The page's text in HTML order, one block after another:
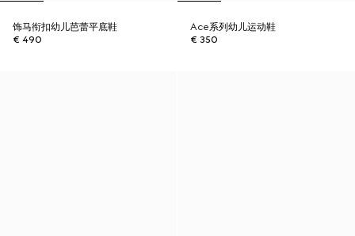
饰马衔扣幼儿芭蕾平底鞋
€ 490
Ace系列幼儿运动鞋
€ 350